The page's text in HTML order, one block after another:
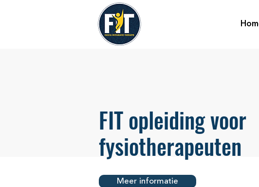
FIT opleiding voor
fysiotherapeuten
Meer informatie